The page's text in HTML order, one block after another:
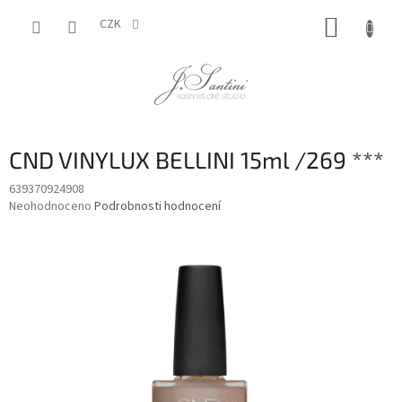
CZK
CND VINYLUX BELLINI 15ml /269 ***
639370924908
Průměrné
Neohodnoceno Podrobnosti hodnocení